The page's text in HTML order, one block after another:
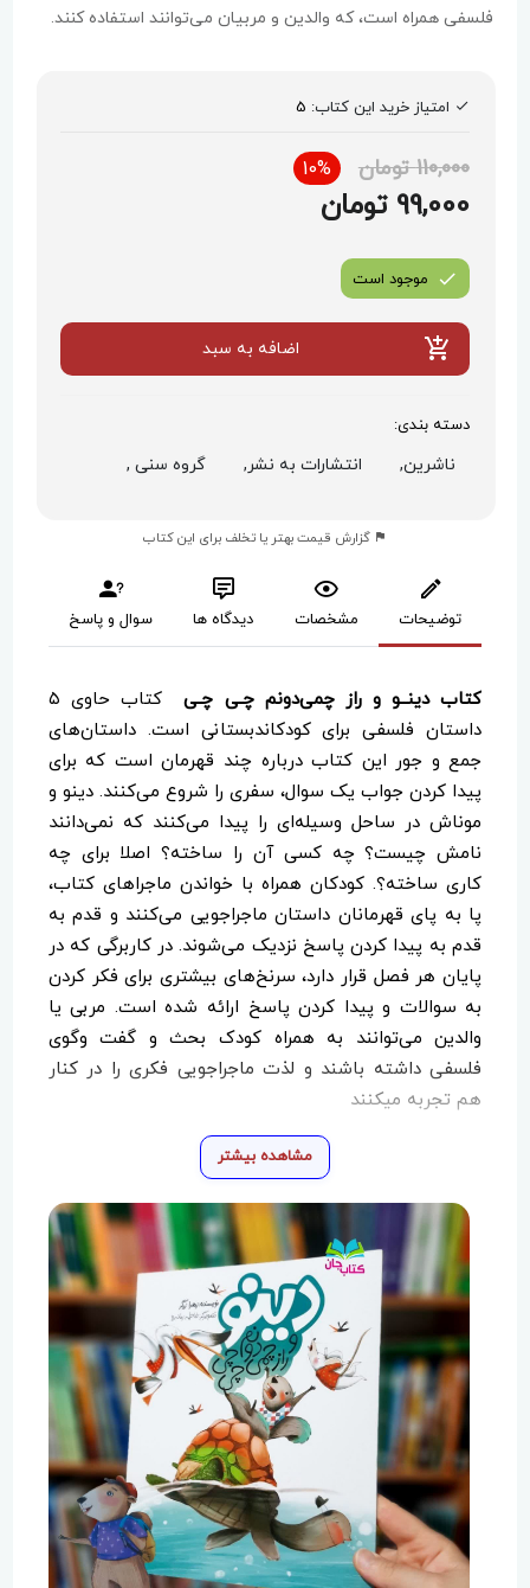
فلسفی همراه است، که والدین و مربیان می‌توانند استفاده کنند.
امتیاز خرید این کتاب: 5
110,000 تومان 10%
99,000 تومان
موجود است
اضافه به سبد
دسته بندی:
ناشرین, انتشارات به نشر, گروه سنی ,
گزارش قیمت بهتر یا تخلف برای این کتاب
توضیحات مشخصات دیدگاه ها سوال و پاسخ
کتاب دینــو و راز چمی‌دونم چـی چـی
کتاب حاوی ۵
داستان فلسفی برای کودکاندبستانی است. داستان‌های
جمع و جور این کتاب درباره چند قهرمان است که برای
پیدا کردن جواب یک سوال، سفری را شروع می‌کنند. دینو و
موناش در ساحل وسیله‌ای را پیدا می‌کنند که نمی‌دانند
نامش چیست؟ چه کسی آن را ساخته؟ اصلا برای چه
کاری ساخته؟. کودکان همراه با خواندن ماجراهای کتاب،
پا به پای قهرمانان داستان ماجراجویی می‌کنند و قدم به
قدم به پیدا کردن پاسخ نزدیک می‌شوند. در کاربرگی که در
پایان هر فصل قرار دارد، سرنخ‌های بیشتری برای فکر کردن
به سوالات و پیدا کردن پاسخ ارائه شده است. مربی یا
والدین می‌توانند به همراه کودک بحث و گفت وگوی
فلسفی داشته باشند و لذت ماجراجویی فکری را در کنار
هم تجربه میکنند
مشاهده بیشتر